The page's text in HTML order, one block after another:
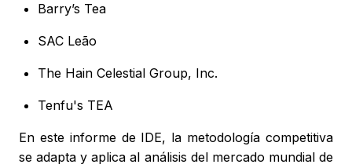
Barry’s Tea
SAC Leão
The Hain Celestial Group, Inc.
Tenfu's TEA
En este informe de IDE, la metodología competitiva
se adapta y aplica al análisis del mercado mundial de